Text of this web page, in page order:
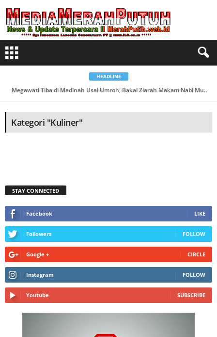
a
u
HEADLINE
Targetkan Swasembada Gula, Kementan Tinjau Pabrik Gula Jatitujuh di Majalengka... Megawati Tiba di Madinah Usai Umroh, Bakal Ziarah Makam Nabi Muhammad...
Kategori "Kuliner"
STAY CONNECTED
Facebook LIKE
Followers FOLLOW
Google + CIRCLE
Instagram FOLLOW
Youtube SUBSCRIBE